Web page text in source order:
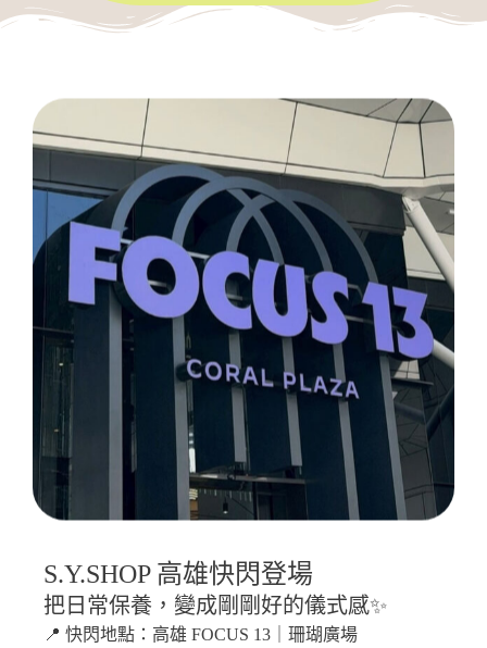
S.Y.SHOP 高雄快閃登場
把日常保養，變成剛剛好的儀式感✨
📍 快閃地點：高雄 FOCUS 13｜珊瑚廣場